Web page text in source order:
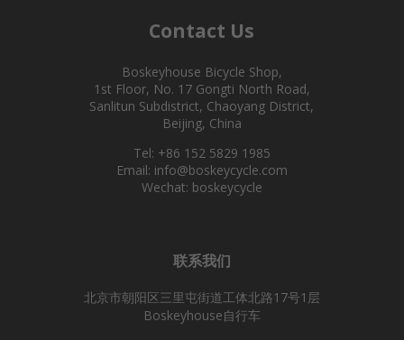
Contact Us
Boskeyhouse Bicycle Shop,
1st Floor, No. 17 Gongti North Road,
Sanlitun Subdistrict, Chaoyang District,
Beijing, China
Tel: +86 152 5829 1985
Email: info@boskeycycle.com
Wechat: boskeycycle
联系我们
北京市朝阳区三里屯街道工体北路17号1层
Boskeyhouse自行车